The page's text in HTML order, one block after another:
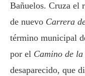
Bañuelos. Cruza el
de nuevo Carrera
término municipal
por el Camino de
desaparecido, que